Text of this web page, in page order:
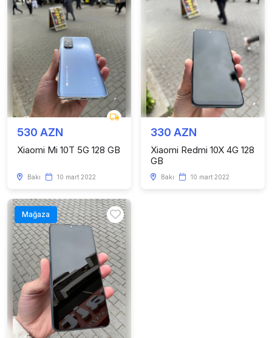
530 AZN
Xiaomi Mi 10T 5G 128 GB
Bakı 10 mart 2022
330 AZN
Xiaomi Redmi 10X 4G 128
GB
Bakı 10 mart 2022
Mağaza